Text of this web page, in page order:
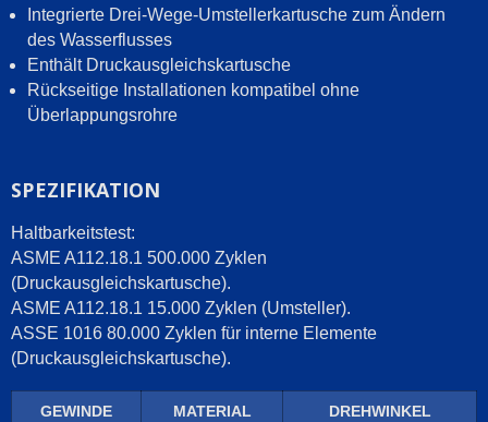
Integrierte Drei-Wege-Umstellerkartusche zum Ändern
des Wasserflusses
Enthält Druckausgleichskartusche
Rückseitige Installationen kompatibel ohne
Überlappungsrohre
SPEZIFIKATION
Haltbarkeitstest:
ASME A112.18.1 500.000 Zyklen
(Druckausgleichskartusche).
ASME A112.18.1 15.000 Zyklen (Umsteller).
ASSE 1016 80.000 Zyklen für interne Elemente
(Druckausgleichskartusche).
GEWINDE MATERIAL DREHWINKEL